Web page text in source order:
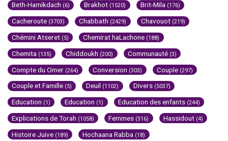
Beth-Hamikdach (6) Brakhot (1520) Brit-Mila (176)
Cacheroute (3703) Chabbath (2429) Chavouot (219)
Chémini Atseret (5) Chemirat haLachone (188)
Chemita (135) Chiddoukh (200) Communauté (3)
Compte du Omer (264) Conversion (303) Couple (297)
Couple et Famille (5) Deuil (1102) Divers (5037)
Education (1) Education (1) Education des enfants (244)
Explications de Torah (1058) Femmes (316) Hassidout (4)
Histoire Juive (189) Hochaana Rabba (18)